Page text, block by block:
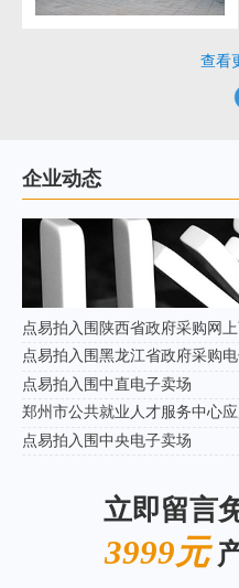
查看
企业动态
点易拍入围陕西省政府采购网
点易拍入围黑龙江省政府采购
点易拍入围中直电子卖场
郑州市公共就业人才服务中心
点易拍入围中央电子卖场
立即留言
3999元